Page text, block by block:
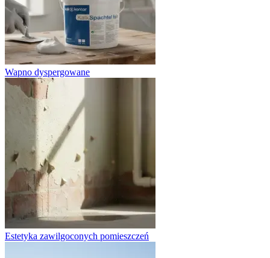
Wapno dyspergowane
Estetyka zawilgoconych pomieszczeń